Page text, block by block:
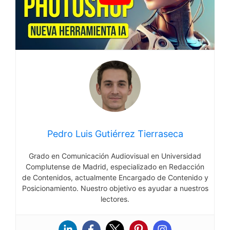
Pedro Luis Gutiérrez Tierraseca
Grado en Comunicación Audiovisual en Universidad
Complutense de Madrid, especializado en Redacción
de Contenidos, actualmente Encargado de Contenido y
Posicionamiento. Nuestro objetivo es ayudar a nuestros
lectores.